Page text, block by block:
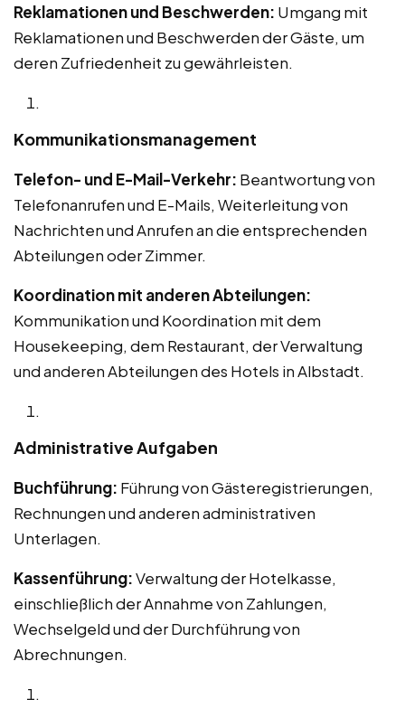
Reklamationen und Beschwerden: Umgang mit
Reklamationen und Beschwerden der Gäste, um
deren Zufriedenheit zu gewährleisten.
Kommunikationsmanagement
Telefon- und E-Mail-Verkehr: Beantwortung von
Telefonanrufen und E-Mails, Weiterleitung von
Nachrichten und Anrufen an die entsprechenden
Abteilungen oder Zimmer.
Koordination mit anderen Abteilungen:
Kommunikation und Koordination mit dem
Housekeeping, dem Restaurant, der Verwaltung
und anderen Abteilungen des Hotels in Albstadt.
Administrative Aufgaben
Buchführung: Führung von Gästeregistrierungen,
Rechnungen und anderen administrativen
Unterlagen.
Kassenführung:Verwaltung der Hotelkasse,
einschließlich der Annahme von Zahlungen,
Wechselgeld und der Durchführung von
Abrechnungen.